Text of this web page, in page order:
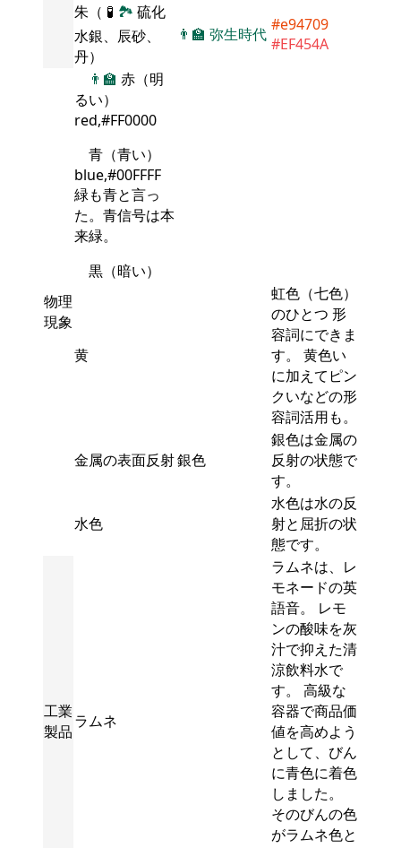
朱（ 🧪 🏞 硫化
水銀、辰砂、
丹）
👨‍🏫 弥生時代 #e94709
#EF454A
物理
現象
👨‍🏫 赤（明
るい）
red,#FF0000
青（青い）
blue,#00FFFF
緑も青と言っ
た。青信号は本
来緑。
黒（暗い）
黄
虹色（七色）
のひとつ 形
容詞にできま
す。 黄色い
に加えてピン
クいなどの形
容詞活用も。
金属の表面反射銀色
銀色は金属の
反射の状態で
す。
水色
水色は水の反
射と屈折の状
態です。
工業
製品
ラムネ
ラムネは、レ
モネードの英
語音。 レモ
ンの酸味を灰
汁で抑えた清
涼飲料水で
す。 高級な
容器で商品価
値を高めよう
として、びん
に青色に着色
しました。
そのびんの色
がラムネ色と